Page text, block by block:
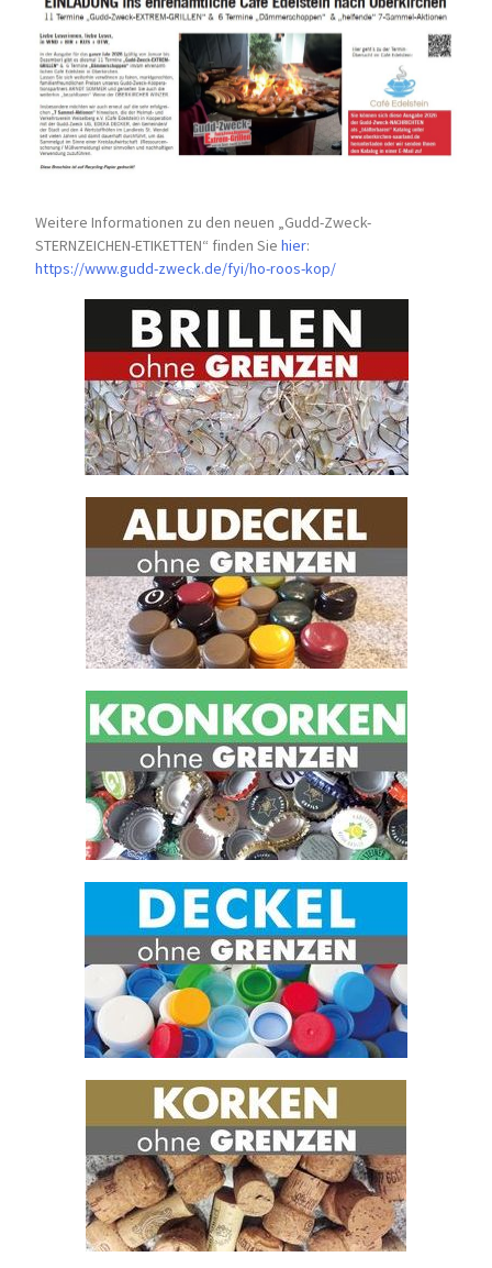
Weitere Informationen zu den neuen „Gudd-Zweck-
STERNZEICHEN-ETIKETTEN“ finden Siehier:
https://www.gudd-zweck.de/fyi/ho-roos-kop/